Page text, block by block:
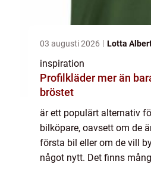
03 augusti 2026 Lotta
inspiration
Profilkläder mer än bara logga på
bröstet
är ett populärt alternativ
bilköpare, oavsett om de
första bil eller om de vill
något nytt. Det finns